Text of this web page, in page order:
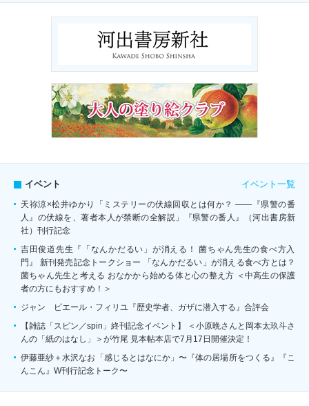
イベント イベント一覧
天祢涼×松井ゆかり「ミステリーの伏線回収とは何か？ ――『県警の番
人』の伏線を、著者本人が禁断の全解説」『県警の番人』（河出書房新
社）刊行記念
吉田俊道先生『「なんかだるい」が消える！ 菌ちゃん先生の食べ方入
門』 新刊発売記念トークショー 「なんかだるい」が消える食べ方とは？
菌ちゃん先生と考える おなかから始める体と心の整え方 ＜中高生の保護
者の方にもおすすめ！＞
ジャン゠ピエール・フィリユ『歴史学者、ガザに潜入する』合評会
【雑誌「スピン／spin」終刊記念イベント】 ＜小原晩さんと岡本太玖斗さ
んの「紙のはなし」＞が竹尾 見本帖本店で7月17日開催決定！
伊藤亜紗＋水沢なお「感じるとはなにか」〜『体の居場所をつくる』『こ
んこん』W刊行記念トーク〜